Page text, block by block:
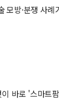
방·분쟁 사
바로 '스마트